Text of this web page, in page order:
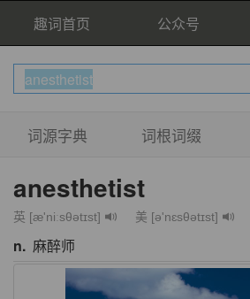
趣词首页 公众号
词源字典 词根词缀
anesthetist
英 [æ'niːsθətɪst] 美 [ə'nɛsθətɪst]
n. 麻醉师